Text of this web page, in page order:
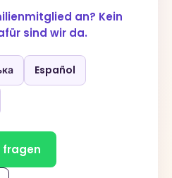
an? Kein
sind wir da.
Español
fragen